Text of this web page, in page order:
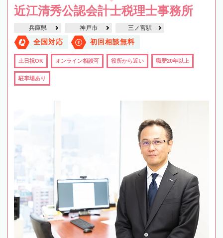
近江清秀公認会計士税理士事務所
兵庫県 神戸市 三ノ宮駅
全国対応 初回相談無料
土日祝OK オンライン相談可 役所から近い 職歴20年以上
駐車場あり